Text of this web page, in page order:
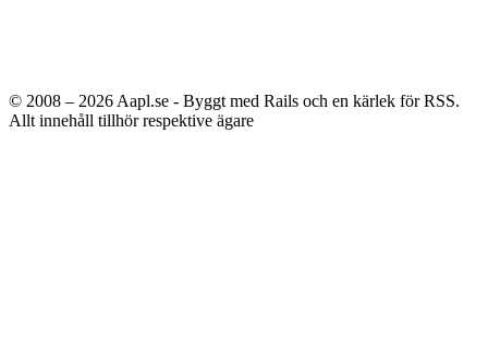
© 2008 – 2026 Aapl.se - Byggt med Rails och en kärlek för RSS.
Allt innehåll tillhör respektive ägare